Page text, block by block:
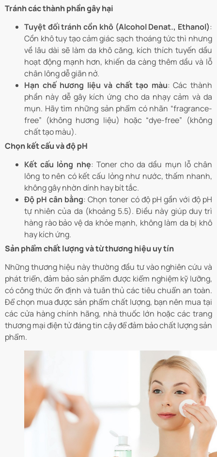
Tránh các thành phần gây hại
Tuyệt đối tránh cồn khô (Alcohol Denat., Ethanol):
Cồn khô tuy tạo cảm giác sạch thoáng tức thì nhưng
về lâu dài sẽ làm da khô căng, kích thích tuyến dầu
hoạt động mạnh hơn, khiến da càng thêm dầu và lỗ
chân lông dễ giãn nở.
Hạn chế hương liệu và chất tạo màu: Các thành
phần này dễ gây kích ứng cho da nhạy cảm và da
mụn. Hãy tìm những sản phẩm có nhãn “fragrance-
free” (không hương liệu) hoặc “dye-free” (không
chất tạo màu).
Chọn kết cấu và độ pH
Kết cấu lỏng nhẹ: Toner cho da dầu mụn lỗ chân
lông to nên có kết cấu lỏng như nước, thấm nhanh,
không gây nhờn dính hay bít tắc.
Độ pH cân bằng: Chọn toner có độ pH gần với độ pH
tự nhiên của da (khoảng 5.5). Điều này giúp duy trì
hàng rào bảo vệ da khỏe mạnh, không làm da bị khô
hay kích ứng.
Sản phẩm chất lượng và từ thương hiệu uy tín
Những thương hiệu này thường đầu tư vào nghiên cứu và
phát triển, đảm bảo sản phẩm được kiểm nghiệm kỹ lưỡng,
có công thức ổn định và tuân thủ các tiêu chuẩn an toàn.
Để chọn mua được sản phẩm chất lượng, bạn nên mua tại
các cửa hàng chính hãng, nhà thuốc lớn hoặc các trang
thương mại điện tử đáng tin cậy để đảm bảo chất lượng sản
phẩm.